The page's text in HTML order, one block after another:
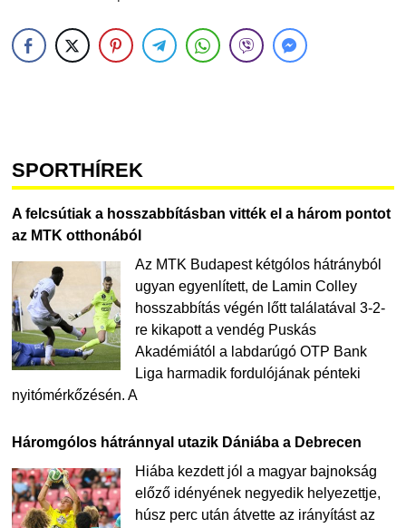
SPORTHÍREK
A felcsútiak a hosszabbításban vitték el a három pontot
az MTK otthonából
Az MTK Budapest kétgólos hátrányból
ugyan egyenlített, de Lamin Colley
hosszabbítás végén lőtt találatával 3-2-
re kikapott a vendég Puskás
Akadémiától a labdarúgó OTP Bank
Liga harmadik fordulójának pénteki
nyitómérkőzésén. A
Háromgólos hátránnyal utazik Dániába a Debrecen
Hiába kezdett jól a magyar bajnokság
előző idényének negyedik helyezettje,
húsz perc után átvette az irányítást az